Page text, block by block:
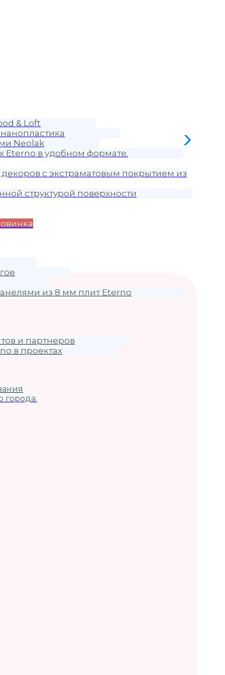
& Loft
Neolak
Eterno в удобном формате.
с экстраматовым покрытием из
структурой поверхности
из 8 мм плит Eterno
и партнеров
в проектах
города.